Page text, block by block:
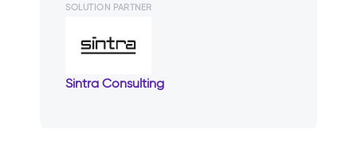
SOLUTION PARTNER
Sintra Consulting